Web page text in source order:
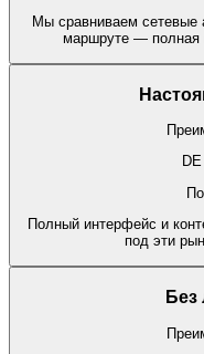
Мы сравниваем сетевые
маршруте — полная
Полный интерфейс и
под эти